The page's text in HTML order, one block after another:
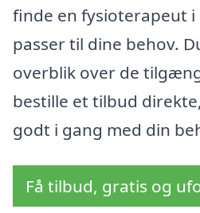
finde en fysioterapeut
passer til dine behov.
overblik over de
bestille et tilbud
godt i gang med din
Få tilbud, gratis og